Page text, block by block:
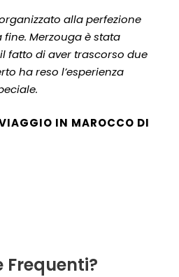
alla perfezione
fine. Merzouga è stata
fatto di aver trascorso due
ha reso l’esperienza
IN MAROCCO DI
Frequenti?